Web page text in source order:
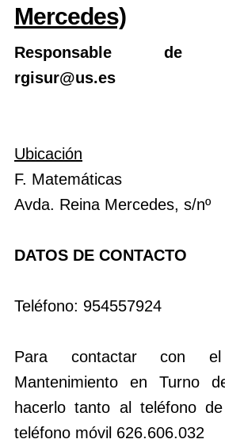
Mercedes)
Responsable de
rgisur@us.es
Ubicación
F. Matemáticas
Avda. Reina Mercedes, s/nº
DATOS DE CONTACTO
Teléfono: 954557924
Para contactar con
Mantenimiento en Turno
hacerlo tanto al teléfono
teléfono móvil 626.606.032